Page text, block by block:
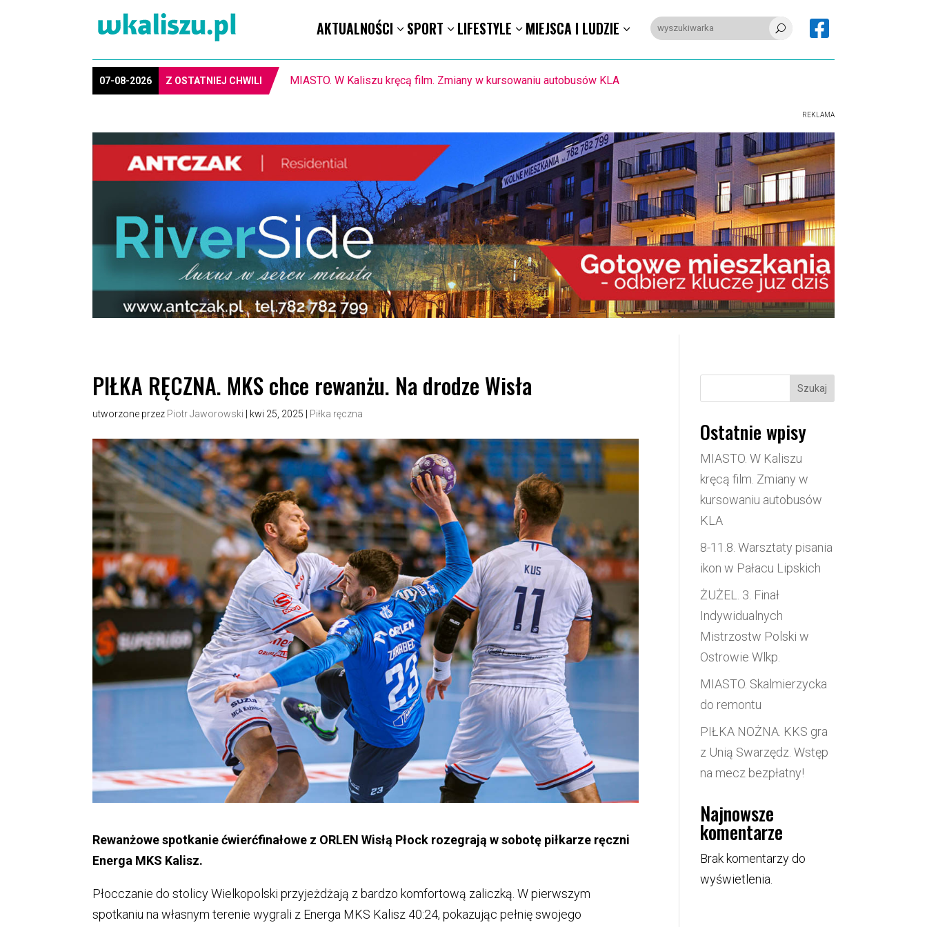
AKTUALNOŚCI SPORT LIFESTYLE MIEJSCA I LUDZIE U 
07-08-2026 Z OSTATNIEJ CHWILI 8-11.8. Warsztaty pisania ikon w Pałacu Lipskich
REKLAMA
PIŁKA RĘCZNA. MKS chce rewanżu. Na drodze Wisła
utworzone przez Piotr Jaworowski kwi 25, 2025 Piłka ręczna
Rewanżowe spotkanie ćwierćfinałowe z ORLEN Wisłą Płock rozegrają w sobotę piłkarze ręczni
Energa MKS Kalisz.
Płocczanie do stolicy Wielkopolski przyjeżdżają z bardzo komfortową zaliczką. W pierwszym
spotkaniu na własnym terenie wygrali z Energa MKS Kalisz 40:24, pokazując pełnię swojego
Szukaj
Ostatnie wpisy
MIASTO. W Kaliszu
kręcą film. Zmiany w
kursowaniu autobusów
KLA
8-11.8. Warsztaty pisania
ikon w Pałacu Lipskich
ŻUŻEL. 3. Finał
Indywidualnych
Mistrzostw Polski w
Ostrowie Wlkp.
MIASTO. Skalmierzycka
do remontu
PIŁKA NOŻNA. KKS gra
z Unią Swarzędz. Wstęp
na mecz bezpłatny!
Najnowsze
komentarze
Brak komentarzy do
wyświetlenia.